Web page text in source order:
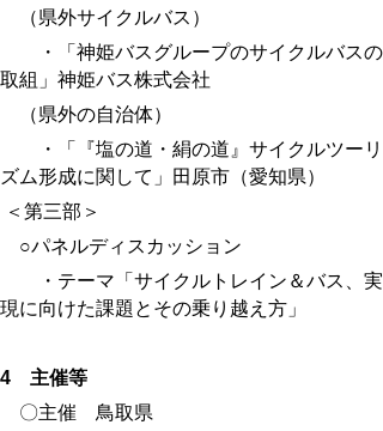
（県外サイクルバス）
・「 神姫バスグループのサイクルバスの
取組 」神姫バス株式会社
（県外の自治体）
・
「『塩の道・絹の道』サイクルツーリ
ズム形成に関して」田原市（愛知県）
＜第三部＞
○パネルディスカッション
・ テーマ「サイクルトレイン＆バス、実
現に向けた課題とその乗り越え方」
4 主催等
〇主催 鳥取県